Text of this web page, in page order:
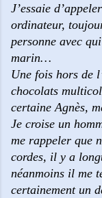
J’essaie
ordinateur,
personne avec
marin…
Une fois hors de
chocolats
certaine Agnès,
Je croise un
me rappeler que
cordes, il y a
néanmoins il me
certainement un